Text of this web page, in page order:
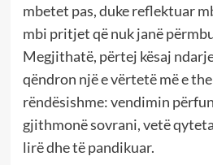
mbetet pas, duke reflektuar
mbi pritjet që nuk janë
Megjithatë, përtej kësaj
qëndron një e vërtetë më e
rëndësishme: vendimin
gjithmonë sovrani, vetë
lirë dhe të pandikuar.